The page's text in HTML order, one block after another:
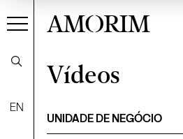
EN
AMORIM
VídeosFiltrar
Vídeos
UNIDADE DE NEGÓCIO